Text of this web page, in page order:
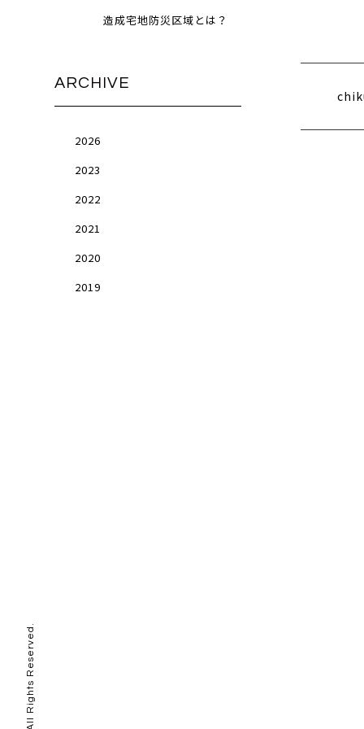
造成宅地防災区域とは？
ARCHIVE
2026
2023
2022
2021
2020
2019